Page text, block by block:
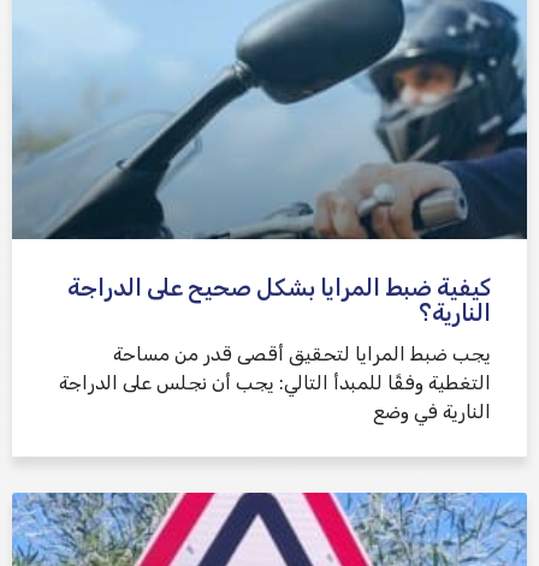
كيفية ضبط المرايا بشكل صحيح على الدراجة
النارية؟
يجب ضبط المرايا لتحقيق أقصى قدر من مساحة
التغطية وفقًا للمبدأ التالي: يجب أن نجلس على الدراجة
النارية في وضع